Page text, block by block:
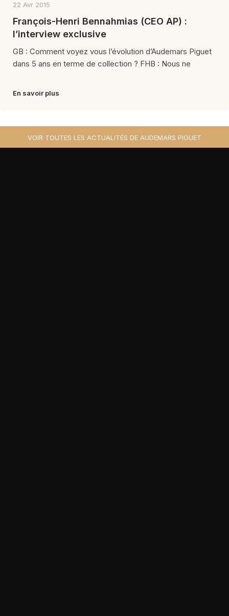
22 Avr 2015
François-Henri Bennahmias (CEO AP) :
l’interview exclusive
GB : Comment voyez vous l’évolution d’Audemars Piguet
dans 5 ans en terme de collection ? FHB : Nous ne
En savoir plus
VOIR TOUTES LES ACTUALITÉS DE AUDEMARS PIGUET